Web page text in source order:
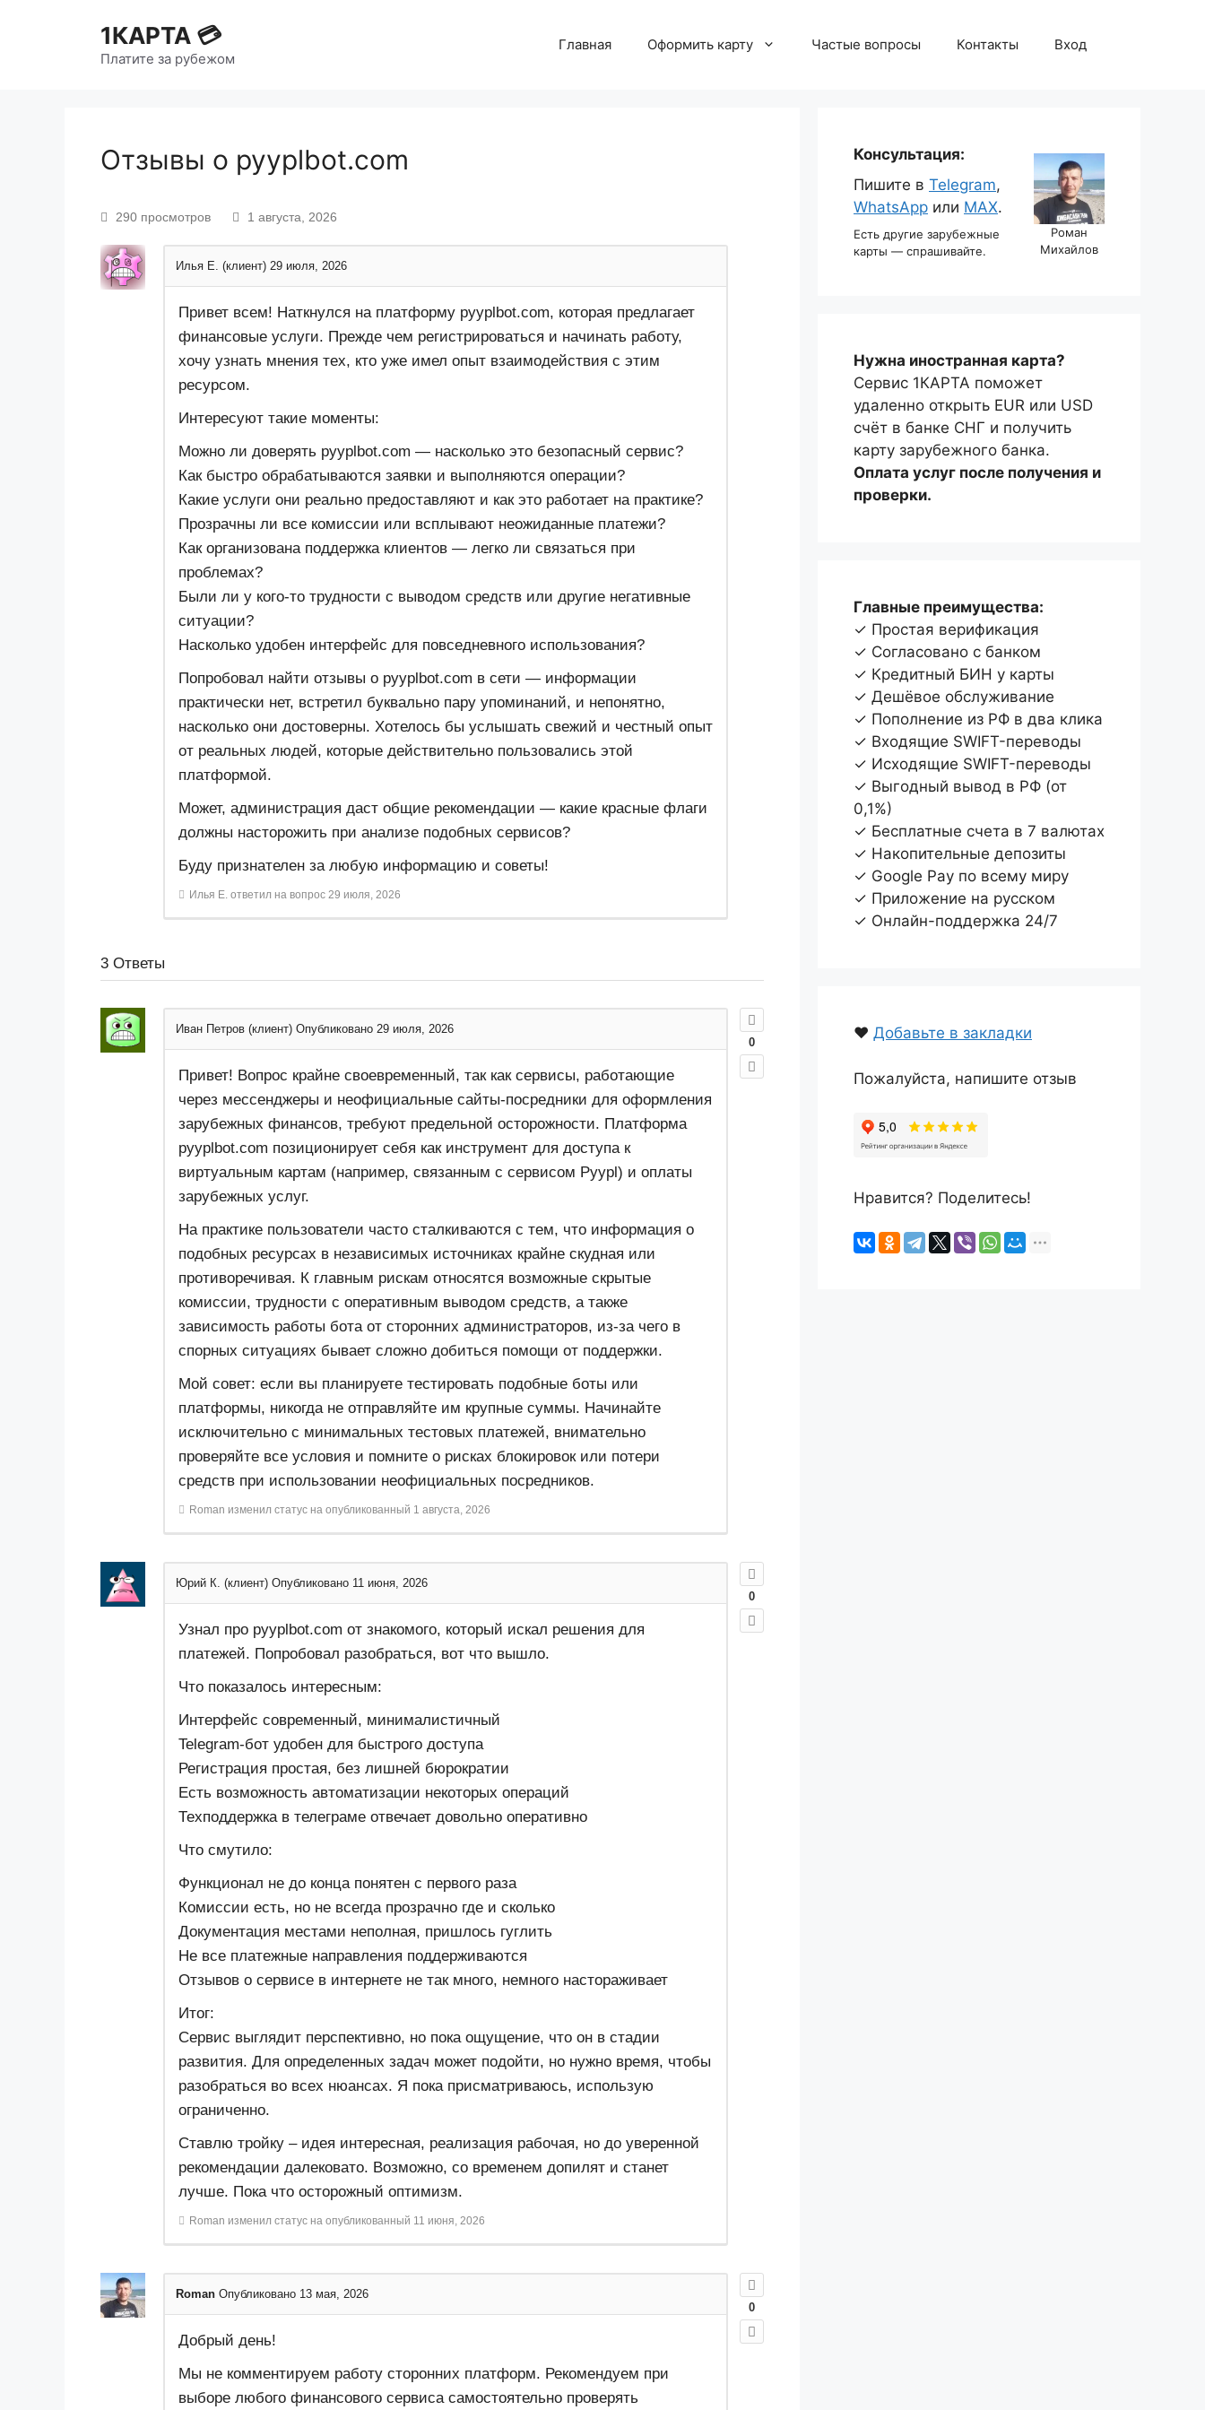
1КАРТА 💳
Платите за рубежом
Главная Оформить карту Частые вопросы Контакты Вход
Отзывы о pyyplbot.com
290 просмотров 1 августа, 2026
Илья Е. (клиент) 29 июля, 2026
Привет всем! Наткнулся на платформу pyyplbot.com, которая предлагает
финансовые услуги. Прежде чем регистрироваться и начинать работу,
хочу узнать мнения тех, кто уже имел опыт взаимодействия с этим
ресурсом.
Интересуют такие моменты:
Можно ли доверять pyyplbot.com — насколько это безопасный сервис?
Как быстро обрабатываются заявки и выполняются операции?
Какие услуги они реально предоставляют и как это работает на практике?
Прозрачны ли все комиссии или всплывают неожиданные платежи?
Как организована поддержка клиентов — легко ли связаться при
проблемах?
Были ли у кого-то трудности с выводом средств или другие негативные
ситуации?
Насколько удобен интерфейс для повседневного использования?
Попробовал найти отзывы о pyyplbot.com в сети — информации
практически нет, встретил буквально пару упоминаний, и непонятно,
насколько они достоверны. Хотелось бы услышать свежий и честный опыт
от реальных людей, которые действительно пользовались этой
платформой.
Может, администрация даст общие рекомендации — какие красные флаги
должны насторожить при анализе подобных сервисов?
Буду признателен за любую информацию и советы!
Илья Е. ответил на вопрос 29 июля, 2026
3 Ответы
0
Иван Петров (клиент) Опубликовано 29 июля, 2026
Привет! Вопрос крайне своевременный, так как сервисы, работающие
через мессенджеры и неофициальные сайты-посредники для оформления
зарубежных финансов, требуют предельной осторожности. Платформа
pyyplbot.com позиционирует себя как инструмент для доступа к
виртуальным картам (например, связанным с сервисом Pyypl) и оплаты
зарубежных услуг.
​На практике пользователи часто сталкиваются с тем, что информация о
подобных ресурсах в независимых источниках крайне скудная или
противоречивая. К главным рискам относятся возможные скрытые
комиссии, трудности с оперативным выводом средств, а также
зависимость работы бота от сторонних администраторов, из-за чего в
спорных ситуациях бывает сложно добиться помощи от поддержки.
​Мой совет: если вы планируете тестировать подобные боты или
платформы, никогда не отправляйте им крупные суммы. Начинайте
исключительно с минимальных тестовых платежей, внимательно
проверяйте все условия и помните о рисках блокировок или потери
средств при использовании неофициальных посредников.
Roman изменил статус на опубликованный 1 августа, 2026
0
Юрий К. (клиент) Опубликовано 11 июня, 2026
Узнал про pyyplbot.com от знакомого, который искал решения для
платежей. Попробовал разобраться, вот что вышло.
Что показалось интересным:
Интерфейс современный, минималистичный
Telegram-бот удобен для быстрого доступа
Регистрация простая, без лишней бюрократии
Есть возможность автоматизации некоторых операций
Техподдержка в телеграме отвечает довольно оперативно
Что смутило:
Функционал не до конца понятен с первого раза
Комиссии есть, но не всегда прозрачно где и сколько
Документация местами неполная, пришлось гуглить
Не все платежные направления поддерживаются
Отзывов о сервисе в интернете не так много, немного настораживает
Итог:
Сервис выглядит перспективно, но пока ощущение, что он в стадии
развития. Для определенных задач может подойти, но нужно время, чтобы
разобраться во всех нюансах. Я пока присматриваюсь, использую
ограниченно.
Ставлю тройку – идея интересная, реализация рабочая, но до уверенной
рекомендации далековато. Возможно, со временем допилят и станет
лучше. Пока что осторожный оптимизм.
Roman изменил статус на опубликованный 11 июня, 2026
0
Roman Опубликовано 13 мая, 2026
Добрый день!
Мы не комментируем работу сторонних платформ. Рекомендуем при
выборе любого финансового сервиса самостоятельно проверять
Консультация:
Пишите в Telegram,
WhatsApp или MAX.
Есть другие зарубежные
карты — спрашивайте.
Роман
Михайлов
Нужна иностранная карта?
Сервис 1КАРТА поможет
удаленно открыть EUR или USD
счёт в банке СНГ и получить
карту зарубежного банка.
Оплата услуг после получения и
проверки.
Главные преимущества:
✓ Простая верификация
✓ Согласовано с банком
✓ Кредитный БИН у карты
✓ Дешёвое обслуживание
✓ Пополнение из РФ в два клика
✓ Входящие SWIFT-переводы
✓ Исходящие SWIFT-переводы
✓ Выгодный вывод в РФ (от
0,1%)
✓ Бесплатные счета в 7 валютах
✓ Накопительные депозиты
✓ Google Pay по всему миру
✓ Приложение на русском
✓ Онлайн-поддержка 24/7
❤️ Добавьте в закладки
Пожалуйста, напишите отзыв
Нравится? Поделитесь!